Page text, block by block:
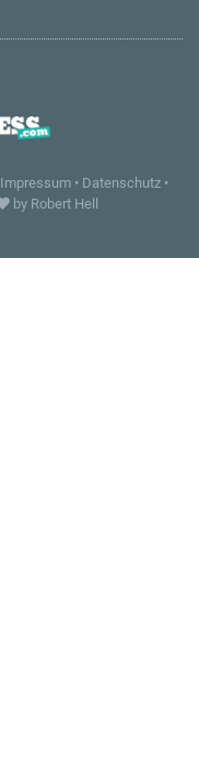
Impressum• Datenschutz•
by Robert Hell